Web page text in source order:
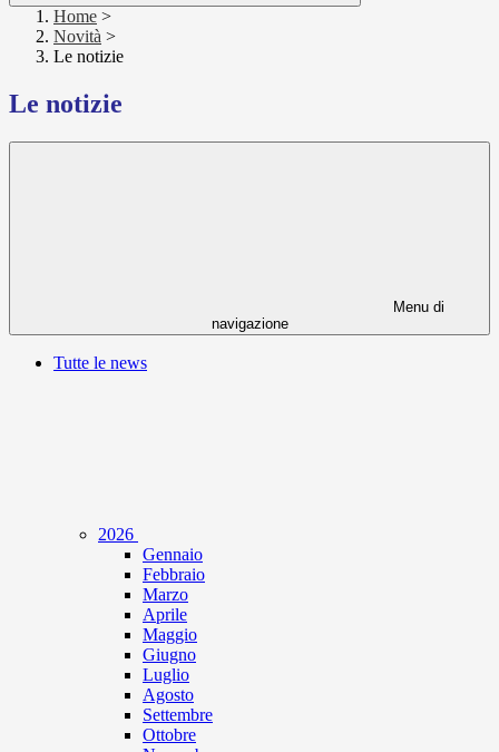
Home >
Novità >
Le notizie
Le notizie
Menu di
navigazione
Tutte le news
2026
Gennaio
Febbraio
Marzo
Aprile
Maggio
Giugno
Luglio
Agosto
Settembre
Ottobre